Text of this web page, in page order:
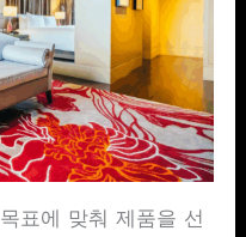
표에 맞춰 제품을 선